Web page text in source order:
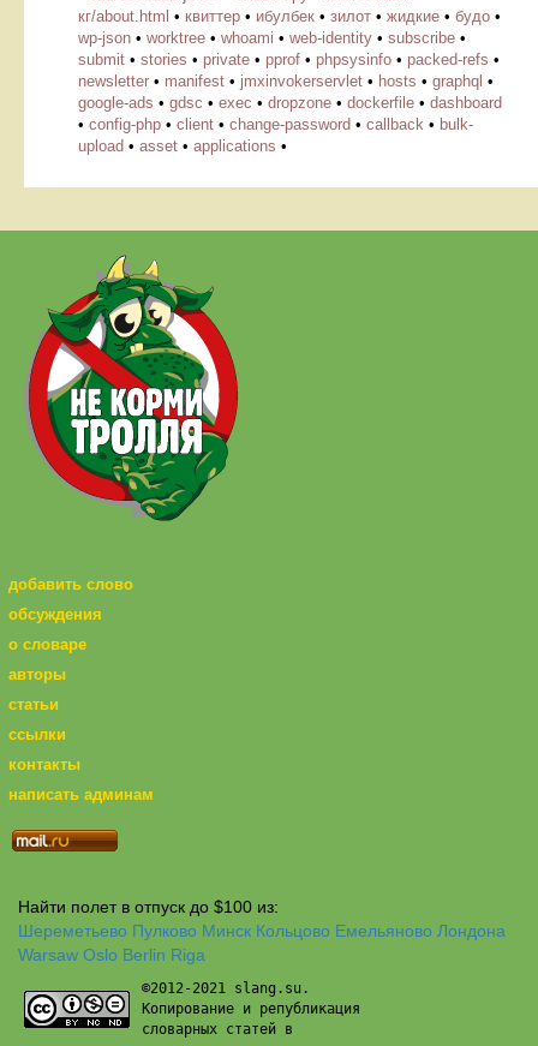
кг/about.html • квиттер • ибулбек • зилот • жидкие • будо •
wp-json • worktree • whoami • web-identity • subscribe •
submit • stories • private • pprof • phpsysinfo • packed-refs •
newsletter • manifest • jmxinvokerservlet • hosts • graphql •
google-ads • gdsc • exec • dropzone • dockerfile • dashboard
• config-php • client • change-password • callback • bulk-
upload • asset • applications •
добавить слово
обсуждения
о словаре
авторы
статьи
ссылки
контакты
написать админам
Найти полет в отпуск до $100 из:
Шереметьево Пулково Минск Кольцово Емельяново Лондона
Warsaw Oslo Berlin Riga
©2012-2021 slang.su.
Копирование и републикация
словарных статей в